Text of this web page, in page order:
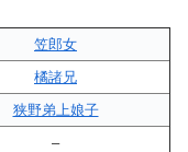
笠郎女
橘諸兄
狭野弟上娘子
–